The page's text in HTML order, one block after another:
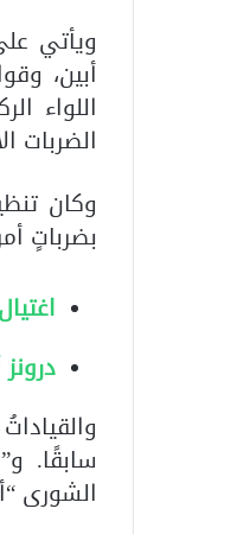
ويأتي
أبين،
اللواء
الضربات
وكان
بضرباتٍ
سابقًا.
الشورى